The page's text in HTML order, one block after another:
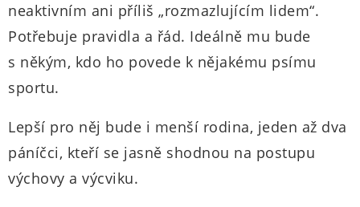
neaktivním ani příliš „rozmazlujícím lidem“.
Potřebuje pravidla a řád. Ideálně mu bude
s někým, kdo ho povede k nějakému psímu
sportu.
Lepší pro něj bude i menší rodina, jeden až dva
páníčci, kteří se jasně shodnou na postupu
výchovy a výcviku.